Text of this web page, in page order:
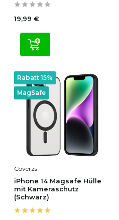
19,99 €
MagSafe
Rabatt 15%
Coverzs
iPhone 14 Magsafe Hülle
mit Kameraschutz
(Schwarz)